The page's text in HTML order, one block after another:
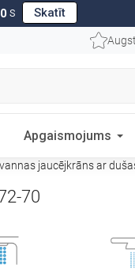
S Skatīt
Apgaismojums
jaucējkrāns ar
70